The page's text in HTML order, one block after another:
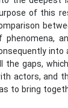
of this
phenomena,
into
the gaps,
actors, and
to bring